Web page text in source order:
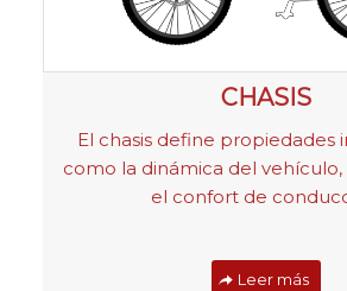
CHASIS
El chasis define propiedades
como la dinámica del vehículo,
el confort de
Leer más